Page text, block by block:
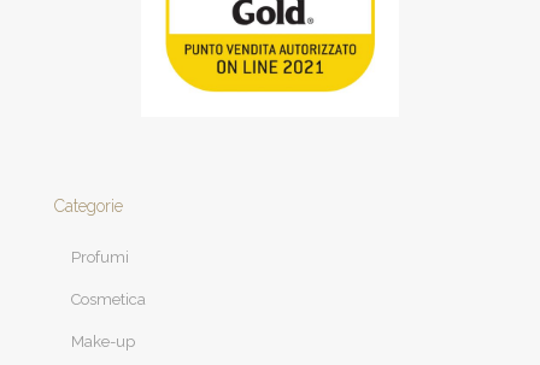
Categorie
Profumi
Cosmetica
Make-up